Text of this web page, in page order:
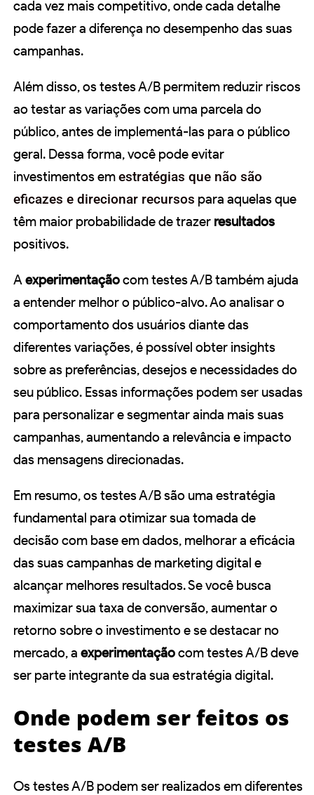
cada vez mais competitivo, onde cada detalhe
pode fazer a diferença no desempenho das suas
campanhas.
Além disso, os testes A/B permitem reduzir riscos
ao testar as variações com uma parcela do
público, antes de implementá-las para o público
geral. Dessa forma, você pode evitar
investimentos emestratégias que não são
eficazes e direcionar recursos para aquelas que
têm maior probabilidade de trazer resultados
positivos.
Aexperimentaçãocom testes A/B também ajuda
a entender melhor o público-alvo. Ao analisar o
comportamento dos usuários diante das
diferentes variações, é possível obter insights
sobre as preferências, desejos e necessidades do
seu público. Essas informações podem ser usadas
para personalizar e segmentar ainda mais suas
campanhas, aumentando a relevância e impacto
das mensagens direcionadas.
Em resumo, os testes A/B são uma estratégia
fundamental para otimizar sua tomada de
decisão com base em dados, melhorar a eficácia
das suas campanhas de marketing digital e
alcançar melhores resultados. Se você busca
maximizar sua taxa de conversão, aumentar o
retorno sobre o investimento e se destacar no
mercado, a experimentaçãocom testes A/B deve
ser parte integrante da sua estratégia digital.
Onde podem ser feitos os
testes A/B
Os testes A/B podem ser realizados em diferentes